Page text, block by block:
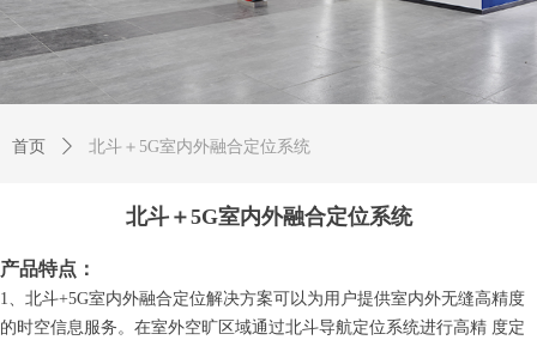
北斗＋5G室内外融合定位系统
产品特点：
1、北斗+5G室内外融合定位解决方案可以为用户提供室内外无缝高精度
的时空信息服务。在室外空旷区域通过北斗导航定位系统进行高精 度定
首页 ꄲ 北斗＋5G室内外融合定位系统